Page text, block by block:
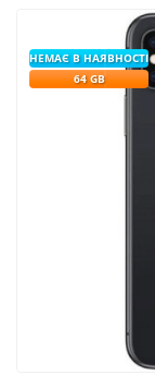
НЕМАЄ В НАЯВНОСТІ
64 GB